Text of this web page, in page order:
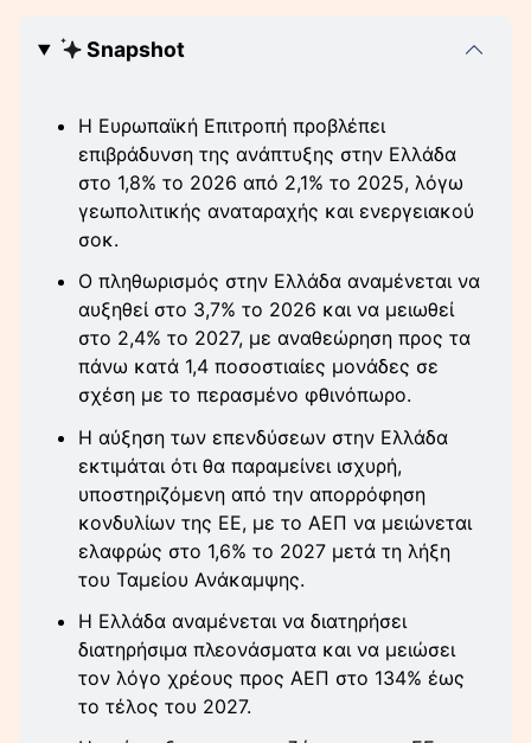
Snapshot
Η Ευρωπαϊκή Επιτροπή προβλέπει
επιβράδυνση της ανάπτυξης στην Ελλάδα
στο 1,8% το 2026 από 2,1% το 2025, λόγω
γεωπολιτικής αναταραχής και ενεργειακού
σοκ.
Ο πληθωρισμός στην Ελλάδα αναμένεται να
αυξηθεί στο 3,7% το 2026 και να μειωθεί
στο 2,4% το 2027, με αναθεώρηση προς τα
πάνω κατά 1,4 ποσοστιαίες μονάδες σε
σχέση με το περασμένο φθινόπωρο.
Η αύξηση των επενδύσεων στην Ελλάδα
εκτιμάται ότι θα παραμείνει ισχυρή,
υποστηριζόμενη από την απορρόφηση
κονδυλίων της ΕΕ, με το ΑΕΠ να μειώνεται
ελαφρώς στο 1,6% το 2027 μετά τη λήξη
του Ταμείου Ανάκαμψης.
Η Ελλάδα αναμένεται να διατηρήσει
διατηρήσιμα πλεονάσματα και να μειώσει
τον λόγο χρέους προς ΑΕΠ στο 134% έως
το τέλος του 2027.